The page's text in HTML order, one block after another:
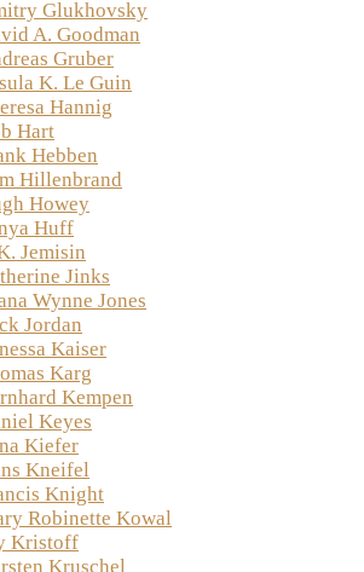
Glukhovsky
A. Goodman
Gruber
K. Le Guin
Hannig
Hart
Hebben
Hillenbrand
Howey
Huff
Jemisin
Jinks
Wynne Jones
Jordan
Kaiser
Karg
Kempen
Keyes
Kiefer
Kneifel
Knight
Robinette Kowal
Kristoff
Kruschel